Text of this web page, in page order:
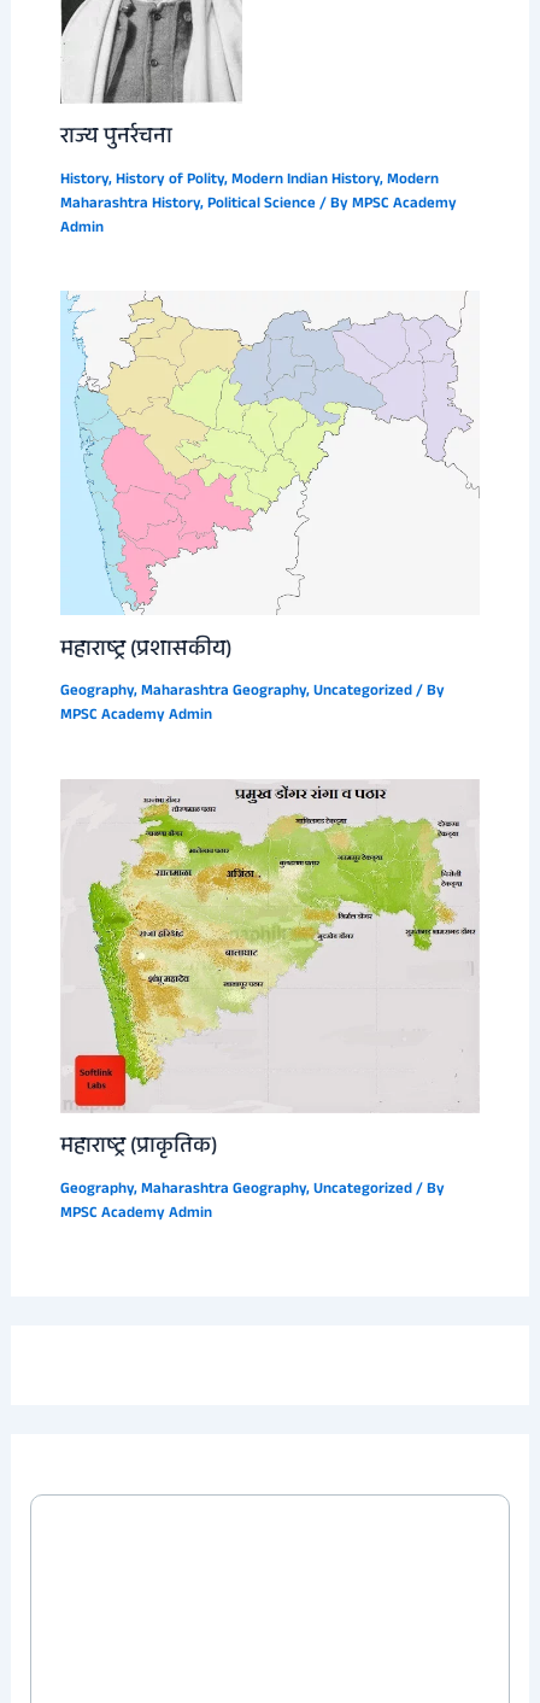
राज्य पुनर्रचना
History,History of Polity,Modern Indian History,Modern
Maharashtra History,Political Science/ ByMPSC Academy
Admin
महाराष्ट्र (प्रशासकीय)
Geography,Maharashtra Geography,Uncategorized/ By
MPSC Academy Admin
महाराष्ट्र (प्राकृतिक)
Geography,Maharashtra Geography,Uncategorized/ By
MPSC Academy Admin